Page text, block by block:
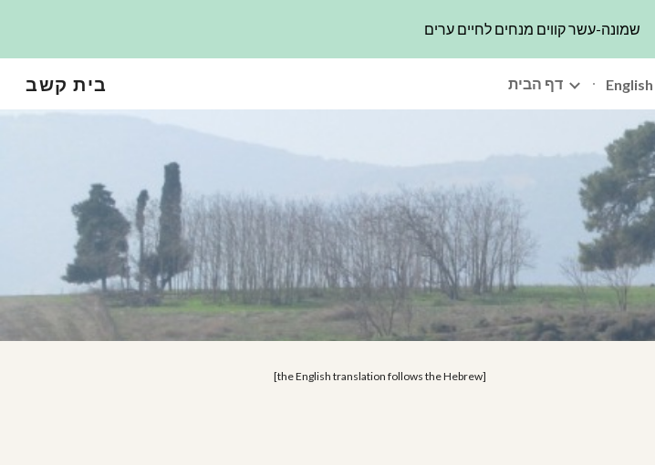
Skip to main content
שמונה-עשר קווים מנחים לחיים ערים
בית קשב דף הבית English
[the English translation follows the Hebrew]